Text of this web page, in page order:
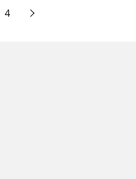
사역의 출범을 기념하는...
4